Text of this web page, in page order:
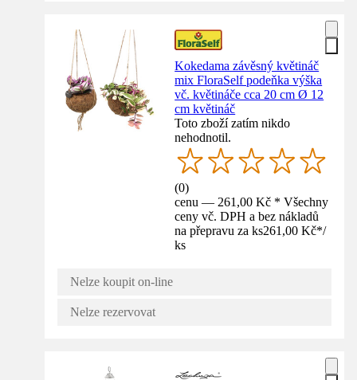
Kokedama závěsný květináč
mix FloraSelf podeňka výška
vč. květináče cca 20 cm Ø 12
cm květináč
Toto zboží zatím nikdo
nehodnotil.
(0)
cenu — 261,00 Kč * Všechny
ceny vč. DPH a bez nákladů
na přepravu za ks261,00 Kč*/
ks
Nelze koupit on-line
Nelze rezervovat